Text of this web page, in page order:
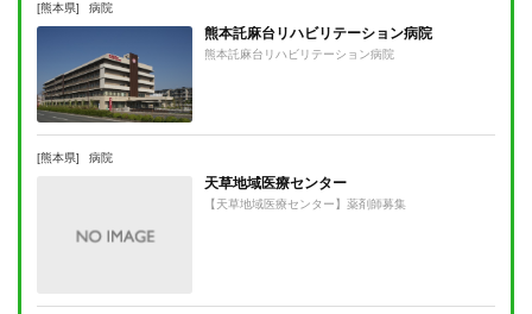
[熊本県] 病院
熊本託麻台リハビリテーション病院
熊本託麻台リハビリテーション病院
[熊本県] 病院
天草地域医療センター
【天草地域医療センター】薬剤師募集